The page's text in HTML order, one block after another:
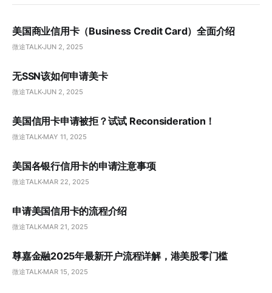
美国商业信用卡（Business Credit Card）全面介绍
微途TALKJUN 2, 2025
无SSN该如何申请美卡
微途TALKJUN 2, 2025
美国信用卡申请被拒？试试 Reconsideration！
微途TALK MAY 11, 2025
美国各银行信用卡的申请注意事项
微途TALK MAR 22, 2025
申请美国信用卡的流程介绍
微途TALK MAR 21, 2025
尊嘉金融2025年最新开户流程详解，港美股零门槛
微途TALK MAR 15, 2025